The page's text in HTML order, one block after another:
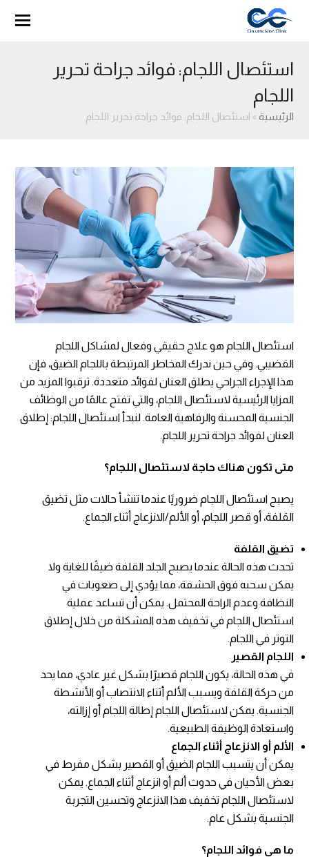
استئصال اللجام: فوائد جراحة تحرير
اللجام
الرئيسية » استئصال اللجام: فوائد جراحة تحرير اللجام
استئصال اللجام هو علاج حقيقي وفعال لمشاكل اللجام
القضيبي. وفي حين ندرك المخاطر المرتبطة باللجام الضيق، فإن
هذا الإجراء الجراحي يطلق العنان لفوائد متعددة. ترقبوا المزيد من
المزايا الرئيسية لاستئصال اللجام، والتي تفتح عالمًا من الوظائف
الجنسية المحسنة والرفاهية العامة. لنبدأ استئصال اللجام: إطلاق
العنان لفوائد جراحة تحرير اللجام.
متى تكون هناك حاجة لاستئصال اللجام؟
يصبح استئصال اللجام ضروريًا عندما تنشأ حالات مثل تضيق
القلفة، أو قصر اللجام، أو الألم/الانزعاج أثناء الجماع.
تضيق القلفة
تحدث هذه الحالة عندما يصبح الجلد القلفة ضيقًا للغاية ولا
يمكن سحبه فوق الحشفة، مما يؤدي إلى صعوبات في
النظافة وعدم الراحة المحتمل. يمكن أن تساعد عملية
استئصال اللجام في تخفيف هذه المشكلة من خلال إطلاق
التوتر في اللجام.
اللجام القصير
في هذه الحالة، يكون اللجام قصيرًا بشكل غير عادي، مما يحد
من حركة القلفة ويسبب الألم أثناء الانتصاب أو الأنشطة
الجنسية. يمكن لاستئصال اللجام إطالة اللجام أو إزالته،
واستعادة الوظيفة الطبيعية.
الألم أو الانزعاج أثناء الجماع
يمكن أن يتسبب اللجام الضيق أو القصير بشكل مفرط في
بعض الأحيان في حدوث ألم أو انزعاج أثناء الجماع. يمكن
لاستئصال اللجام تخفيف هذا الانزعاج وتحسين التجربة
الجنسية بشكل عام.
ما هي فوائد اللجام؟